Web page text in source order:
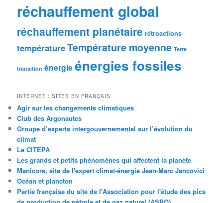
réchauffement global
réchauffement planétaire rétroactions
températureTempérature moyenne Terre
transition énergieénergies fossiles
INTERNET : SITES EN FRANÇAIS
Agir sur les changements climatiques
Club des Argonautes
Groupe d’experts intergouvernemental sur l’évolution du
climat
Le CITEPA
Les grands et petits phénomènes qui affectent la planète
Manicore, site de l'expert climat-énergie Jean-Marc Jancovici
Océan et plancton
Partie française du site de l'Association pour l'étude des pics